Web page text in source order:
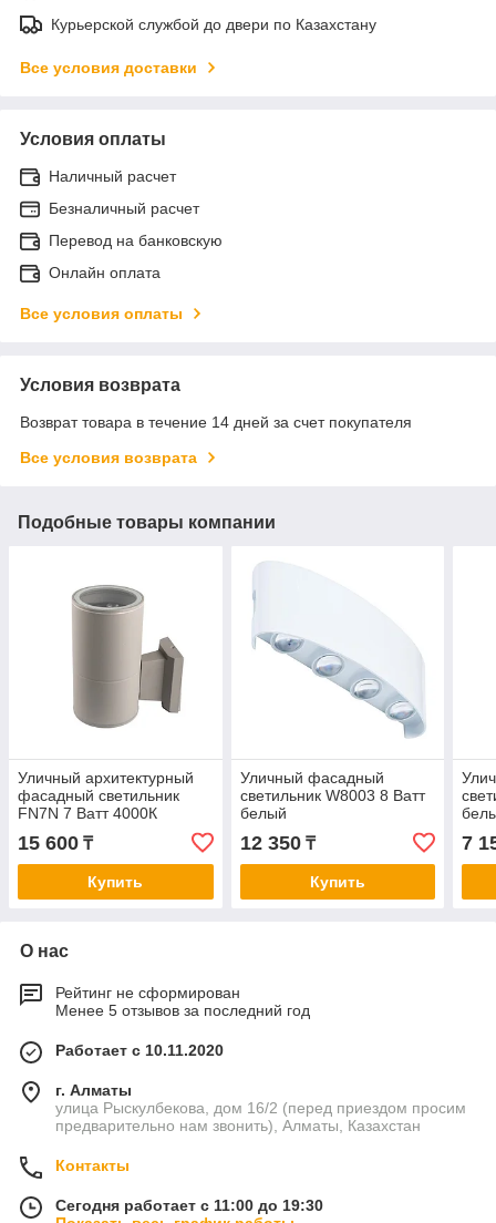
Курьерской службой до двери по Казахстану
Все условия доставки
Условия оплаты
Наличный расчет
Безналичный расчет
Перевод на банковскую
Онлайн оплата
Все условия оплаты
Условия возврата
Возврат товара в течение 14 дней за счет покупателя
Все условия возврата
Подобные товары компании
Уличный архитектурный
фасадный светильник
FN7N 7 Ватт 4000К
15 600 ₸
Купить
Уличный фасадный
светильник W8003 8 Ватт
белый
12 350₸
Купить
7
О нас
Рейтинг не сформирован
Менее 5 отзывов за последний год
Работает с 10.11.2020
г. Алматы
улица Рыскулбекова, дом 16/2 (перед приездом просим
предварительно нам звонить), Алматы, Казахстан
Контакты
Сегодня работает с 11:00 до 19:30